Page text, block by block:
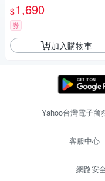
$1,690
券
加入購物車
Yahoo台灣電子
客服中心
網路安